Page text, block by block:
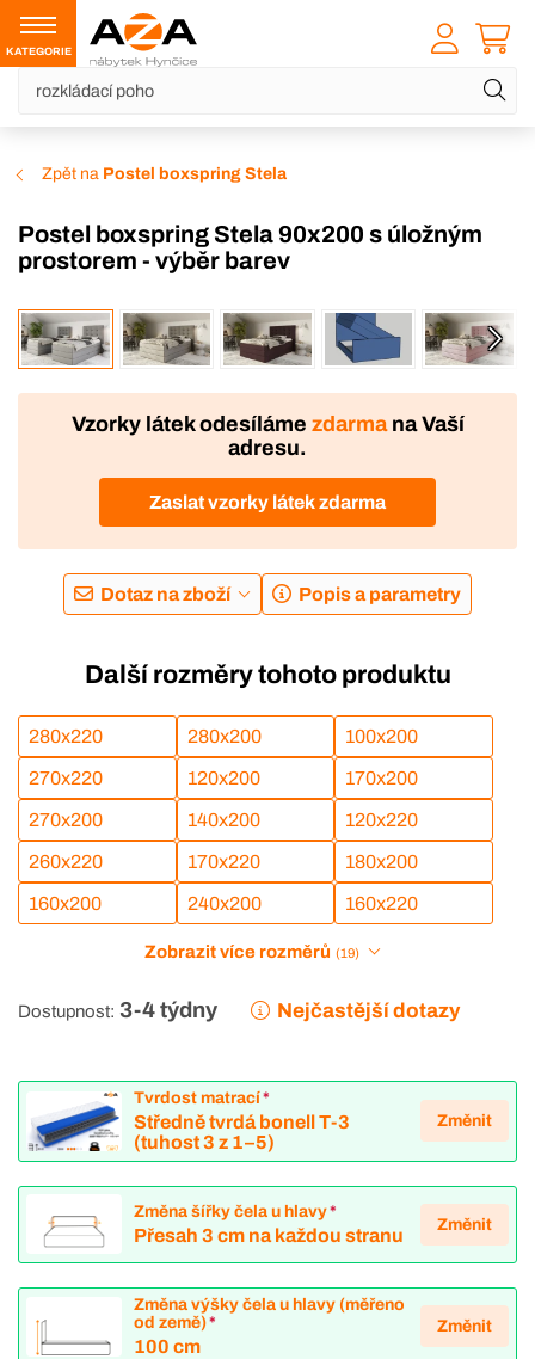
KATEGORIE
Zpět na Postel boxspring Stela
Postel boxspring Stela 90x200 s úložným
prostorem - výběr barev
VÝROBA
Vzorky látek odesíláme zdarmana Vaší
adresu.
Zaslat vzorky látek zdarma
Dotaz na zboží Popis a parametry
Další rozměry tohoto produktu
280x220 280x200 100x200
270x220 120x200 170x200
270x200 140x200 120x220
260x220 170x220 180x200
160x200 240x200 160x220
Zobrazit více rozměrů (19)
Dostupnost: 3-4 týdny Nejčastější dotazy
Tvrdost matrací*
Středně tvrdá bonell T-3
(tuhost 3 z 1–5)
Změnit
Změna šířky čela u hlavy*
Přesah 3 cm na každou stranu
Změnit
Změna výšky čela u hlavy (měřeno
od země)*
100 cm
Změnit